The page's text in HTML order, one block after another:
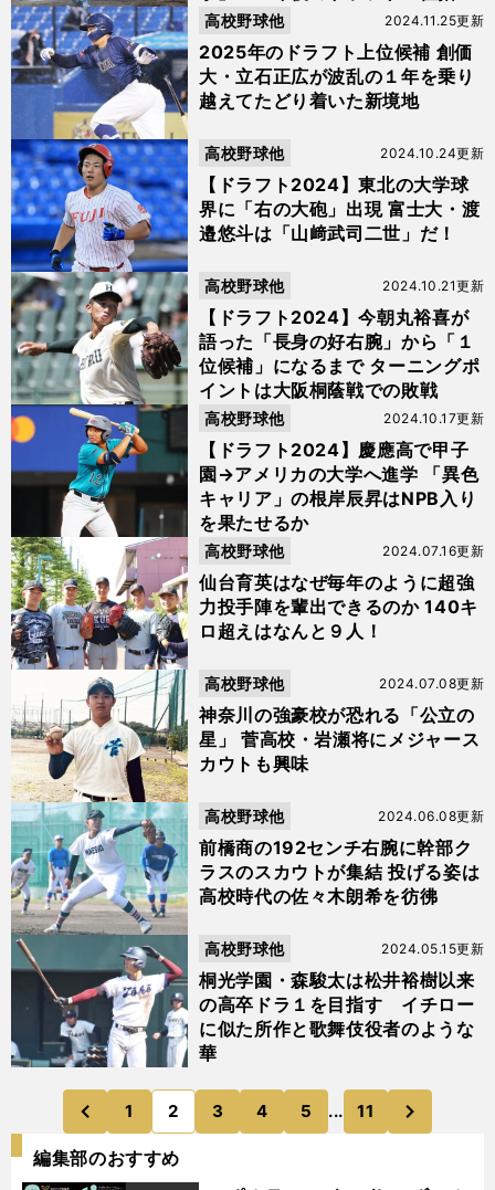
名」
2025年のドラフト上位候補 創価
大・立石正広が波乱の１年を乗り
越えてたどり着いた新境地
2024.11.25更新
高校野球他
【ドラフト2024】東北の大学球
界に「右の大砲」出現 富士大・渡
邉悠斗は「山﨑武司二世」だ！
2024.10.24更新
高校野球他
【ドラフト2024】今朝丸裕喜が
語った「長身の好右腕」から「１
位候補」になるまで ターニングポ
イントは大阪桐蔭戦での敗戦
2024.10.21更新
高校野球他
【ドラフト2024】慶應高で甲子
園→アメリカの大学へ進学 「異色
キャリア」の根岸辰昇はNPB入り
を果たせるか
2024.10.17更新
高校野球他
仙台育英はなぜ毎年のように超強
力投手陣を輩出できるのか 140キ
ロ超えはなんと９人！
2024.07.16更新
高校野球他
神奈川の強豪校が恐れる「公立の
星」 菅高校・岩瀬将にメジャース
カウトも興味
2024.07.08更新
高校野球他
前橋商の192センチ右腕に幹部ク
ラスのスカウトが集結 投げる姿は
高校時代の佐々木朗希を彷彿
2024.06.08更新
高校野球他
桐光学園・森駿太は松井裕樹以来
の高卒ドラ１を目指す イチロー
に似た所作と歌舞伎役者のような
華
2024.05.15更新
高校野球他
前
のページへ
1 2 3 4 5 ... 11
編集部のおすすめ